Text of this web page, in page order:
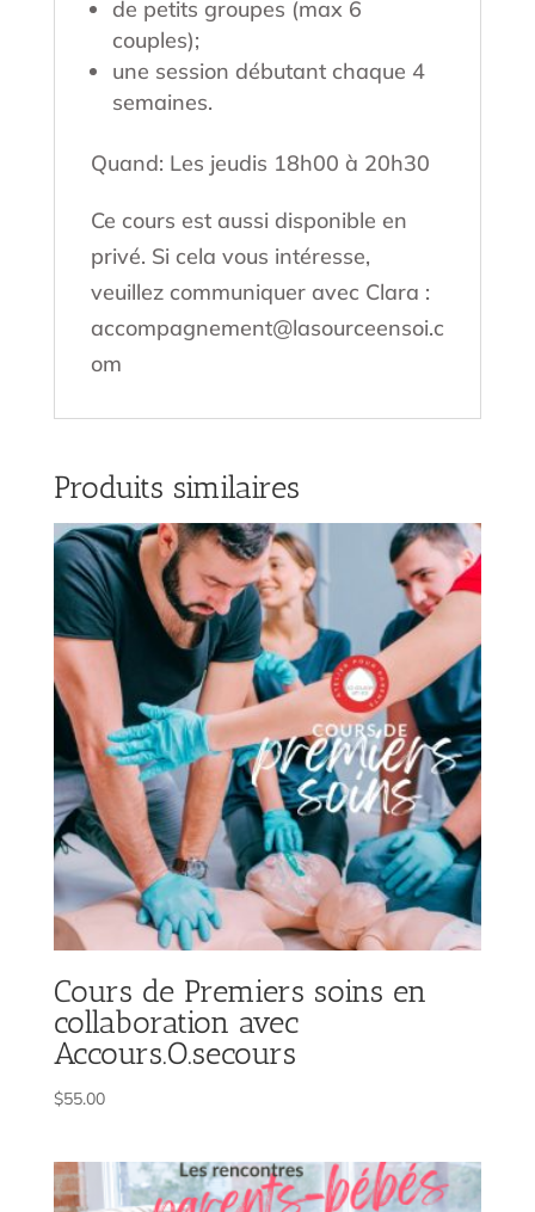
de petits groupes (max 6
couples);
une session débutant chaque 4
semaines.
Quand: Les jeudis 18h00 à 20h30
Ce cours est aussi disponible en
privé. Si cela vous intéresse,
veuillez communiquer avec Clara :
accompagnement@lasourceensoi.c
om
Produits similaires
Cours de Premiers soins en
collaboration avec
Accours.O.secours
$55.00